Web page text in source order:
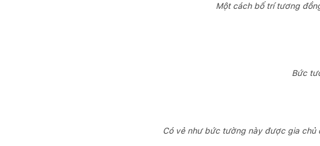
Một cách bố trí tương
Bức
Có vẻ như bức tường này được gia chủ